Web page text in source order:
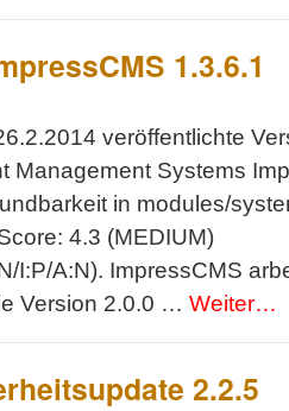
1.3.6.1
veröffentlichte
Management Systems
in modules/
4.3 (MEDIUM)
I:P/A:N). ImpressCMS
Version 2.0.0 … Weiter…
2.2.5